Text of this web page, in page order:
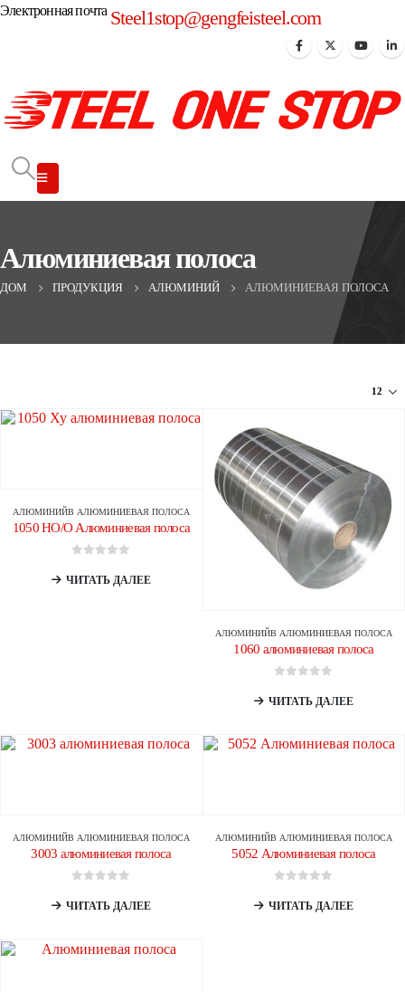
Электронная почта Steel1stop@gengfeisteel.com
Алюминиевая полоса
ДОМ ПРОДУКЦИЯ АЛЮМИНИЙ АЛЮМИНИЕВАЯ ПОЛОСА
АЛЮМИНИЙВ АЛЮМИНИЕВАЯ ПОЛОСА
1050 HO/O Алюминиевая полоса
ЧИТАТЬ ДАЛЕЕ
АЛЮМИНИЙВ АЛЮМИНИЕВАЯ ПОЛОСА
1060 алюминиевая полоса
ЧИТАТЬ ДАЛЕЕ
АЛЮМИНИЙВ АЛЮМИНИЕВАЯ ПОЛОСА
3003 алюминиевая полоса
ЧИТАТЬ ДАЛЕЕ
АЛЮМИНИЙВ АЛЮМИНИЕВАЯ ПОЛОСА
5052 Алюминиевая полоса
ЧИТАТЬ ДАЛЕЕ